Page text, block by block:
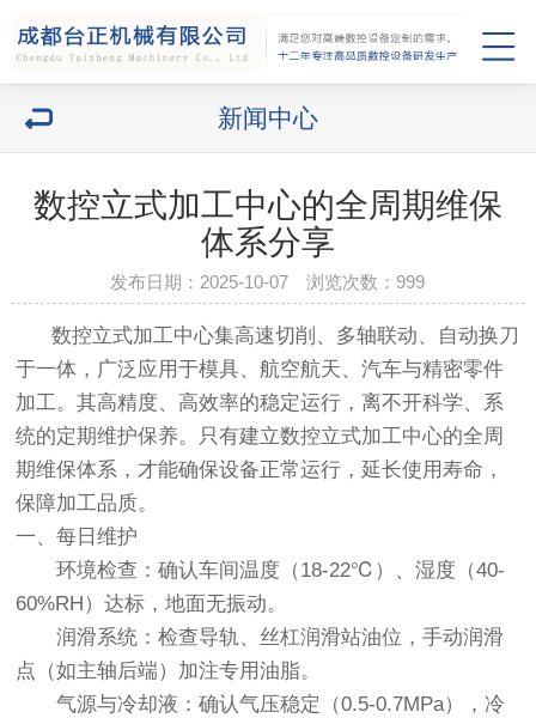
新闻中心
数控立式加工中心的全周期维保
体系分享
发布日期：2025-10-07 浏览次数： 999
数控立式加工中心集高速切削、多轴联动、自动换刀
于一体，广泛应用于模具、航空航天、汽车与精密零件
加工。其高精度、高效率的稳定运行，离不开科学、系
统的定期维护保养。只有建立数控立式加工中心的全周
期维保体系，才能确保设备正常运行，延长使用寿命，
保障加工品质。
一、每日维护
环境检查：确认车间温度（18-22℃）、湿度（40-
60%RH）达标，地面无振动。
润滑系统：检查导轨、丝杠润滑站油位，手动润滑
点（如主轴后端）加注专用油脂。
气源与冷却液：确认气压稳定（0.5-0.7MPa），冷